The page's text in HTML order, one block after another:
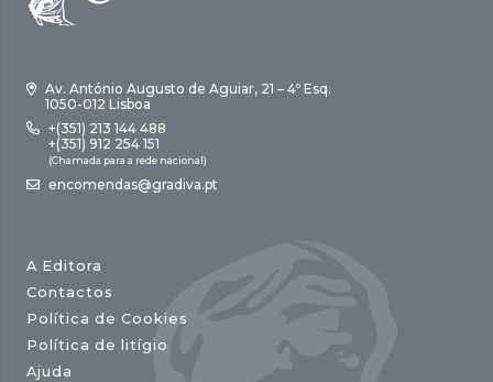
Av. António Augusto de Aguiar, 21 – 4º Esq.
1050-012 Lisboa
+(351) 213 144 488
+(351) 912 254 151
(Chamada para a rede nacional)
encomendas@gradiva.pt
A Editora
Contactos
Política de Cookies
Política de litígio
Ajuda